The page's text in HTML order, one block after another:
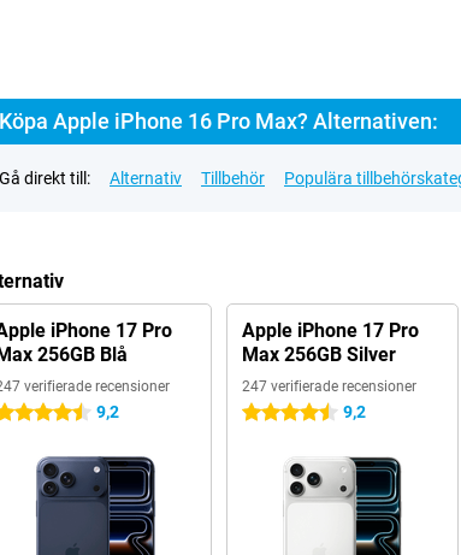
Köpa Apple iPhone 16 Pro Max? Alternativen:
Gå direkt till: Alternativ Tillbehör Populära
iPhone 17 Pro
256GB Blå
verifierade recensioner
stjärnor 9,2
Apple iPhone 17 Pro
Max 256GB Silver
247 verifierade recensioner
4.5 stjärnor 9,2